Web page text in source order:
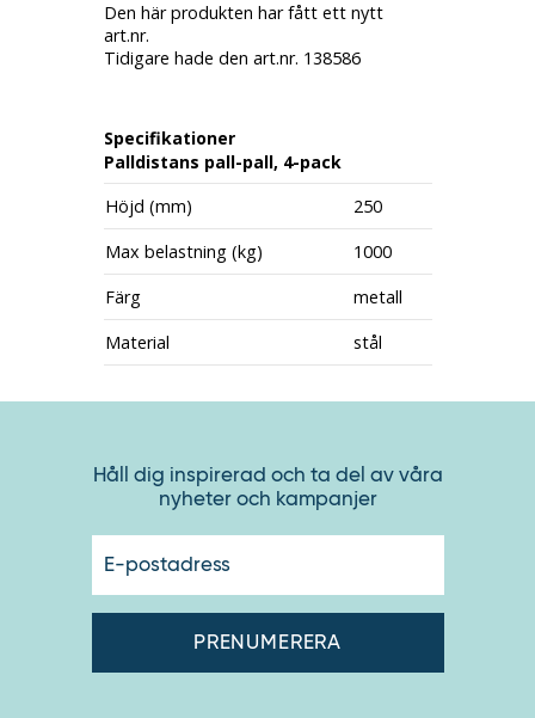
Den här produkten har fått ett nytt
art.nr.
Tidigare hade den art.nr. 138586
Specifikationer
Palldistans pall-pall, 4-pack
Höjd (mm)
250
Max belastning (kg)
1000
Färg
metall
Material
stål
Håll dig inspirerad och ta del av våra
nyheter och kampanjer